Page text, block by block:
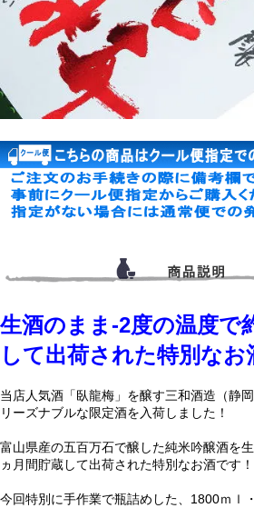
生酒のまま-2度の温度で
して出荷された特別なお
当店人気酒「臥龍梅」を醸す三和酒造（静
リーズナブルな限定酒を入荷しました！
富山県産の五百万石で醸した純米吟醸酒を
ヵ月間貯蔵して出荷された特別なお酒です！
今回特別に手作業で瓶詰めした、1800ｍｌ